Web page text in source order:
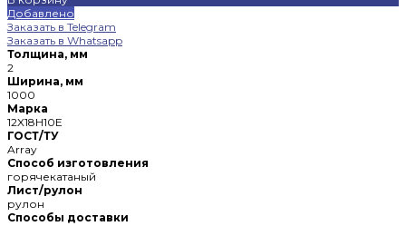
Добавлено
Заказать в Telegram
Заказать в Whatsapp
Толщина, мм
2
Ширина, мм
1000
Марка
12X18H10E
ГОСТ/ТУ
Array
Способ изготовления
горячекатаный
Лист/рулон
рулон
Способы доставки